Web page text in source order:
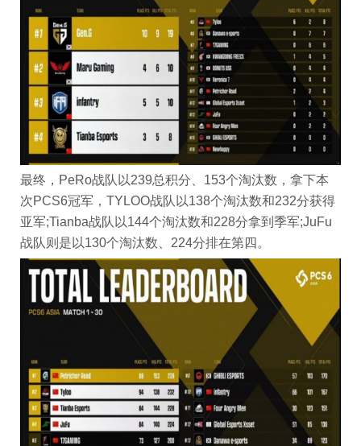
最终，PeRo战队以239总积分、153个淘汰数，拿下本
次PCS6冠军，TYLOO战队以138个淘汰数和232分获得
亚军;Tianba战队以144个淘汰数和228分拿到季军;JuFu
战队则是以130个淘汰数、224分排在第四。